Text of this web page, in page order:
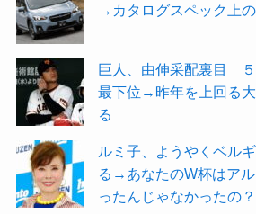
→カタログスペック上
巨人、由伸采配裏目
最下位→昨年を上回る
る
ルミ子、ようやくベル
る→あなたのW杯はア
ったんじゃなかったの？